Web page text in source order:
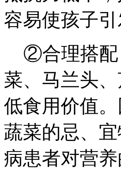
容易使孩子
②合理搭配
菜、马兰头
低食用价值
蔬菜的忌、
病患者对营